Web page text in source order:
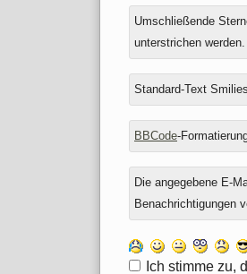
Umschließende
unterstrichen werden.
Standard-Text
BBCode-
Die angegebene E-
Benachrichtigungen
Ich stimme zu,